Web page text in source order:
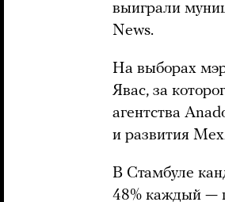
выиграли
News.
На выборах
Явас, за
агентства
и развития
В Стамбуле
48% каждый —